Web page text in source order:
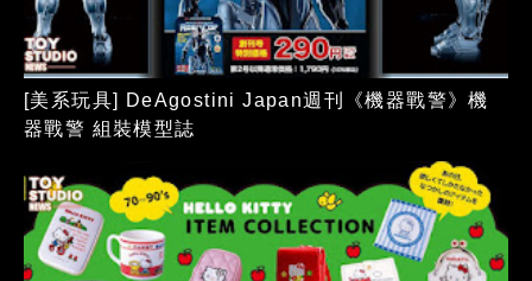
[美系玩具] DeAgostini Japan週刊《機器戰警》機
器戰警 組裝模型誌